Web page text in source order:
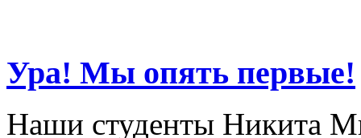
Ура! Мы опять первые!
Наши студенты Никита